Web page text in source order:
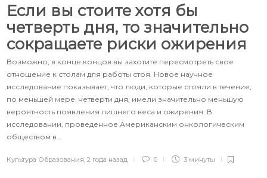
Если вы стоите хотя бы
четверть дня, то значительно
сокращаете риски ожирения
Возможно, в конце концов вы захотите пересмотреть свое
отношение к столам для работы стоя. Новое научное
исследование показывает, что люди, которые стояли в течение,
по меньшей мере, четверти дня, имели значительно меньшую
вероятность появления лишнего веса и ожирения. В
исследовании, проведенное Американским онкологическим
обществом в…
Культура Образования 2 года назад 0 3 минуты